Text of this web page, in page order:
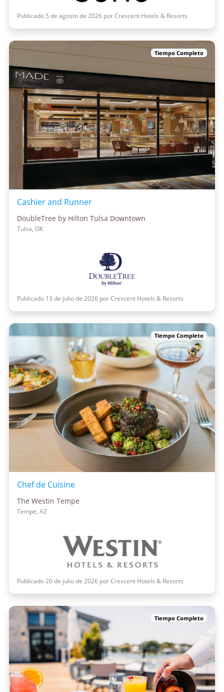
Publicado 5 de agosto de 2026 por Crescent Hotels & Resorts
Tiempo Completo
Cashier and Runner
DoubleTree by Hilton Tulsa Downtown
Tulsa, OK
Publicado 13 de julio de 2026 por Crescent Hotels & Resorts
Tiempo Completo
Chef de Cuisine
The Westin Tempe
Tempe, AZ
Publicado 20 de julio de 2026 por Crescent Hotels & Resorts
Tiempo Completo